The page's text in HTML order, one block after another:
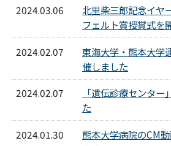
2024.03.06
北里柴三郎記念イ
フェルト賞授賞式を
2024.02.07
東海大学・熊本大学
催しました
2024.02.07
「遺伝診療センタ
た
2024.01.30
熊本大学病院のCM